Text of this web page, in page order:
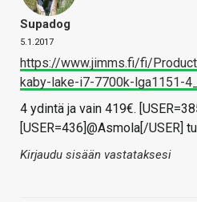
Supadog
5.1.2017
https://www.jimms.fi/fi/
kaby-lake-i7-7700k-lga1151-
4 ydintä ja vain 419€.
[USER=436]@Asmola[/USER]
Kirjaudu sisään vastataksesi